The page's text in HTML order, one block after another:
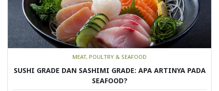
MEAT, POULTRY & SEAFOOD
SUSHI GRADE DAN SASHIMI GRADE: APA ARTINYA PADA
SEAFOOD?